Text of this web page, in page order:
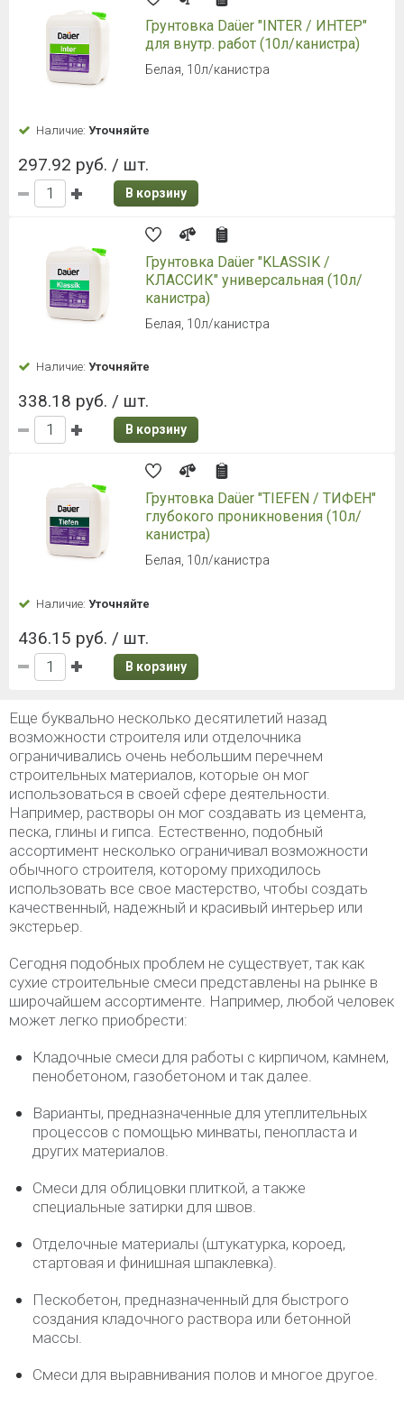
Грунтовка Daüer "INТER / ИНТЕР"
для внутр. работ (10л/канистра)
Белая, 10л/канистра
Наличие: Уточняйте
297.92 руб. / шт.
В корзину
Грунтовка Daüer "KLASSIK /
КЛАССИК" универсальная (10л/
канистра)
Белая, 10л/канистра
Наличие: Уточняйте
338.18 руб. / шт.
В корзину
Грунтовка Daüer "TIEFEN / ТИФЕН"
глубокого проникновения (10л/
канистра)
Белая, 10л/канистра
Наличие: Уточняйте
436.15 руб. / шт.
В корзину
Еще буквально несколько десятилетий назад
возможности строителя или отделочника
ограничивались очень небольшим перечнем
строительных материалов, которые он мог
использоваться в своей сфере деятельности.
Например, растворы он мог создавать из цемента,
песка, глины и гипса. Естественно, подобный
ассортимент несколько ограничивал возможности
обычного строителя, которому приходилось
использовать все свое мастерство, чтобы создать
качественный, надежный и красивый интерьер или
экстерьер.
Сегодня подобных проблем не существует, так как
сухие строительные смеси представлены на рынке в
широчайшем ассортименте. Например, любой человек
может легко приобрести:
Кладочные смеси для работы с кирпичом, камнем,
пенобетоном, газобетоном и так далее.
Варианты, предназначенные для утеплительных
процессов с помощью минваты, пенопласта и
других материалов.
Смеси для облицовки плиткой, а также
специальные затирки для швов.
Отделочные материалы (штукатурка, короед,
стартовая и финишная шпаклевка).
Пескобетон, предназначенный для быстрого
создания кладочного раствора или бетонной
массы.
Смеси для выравнивания полов и многое другое.